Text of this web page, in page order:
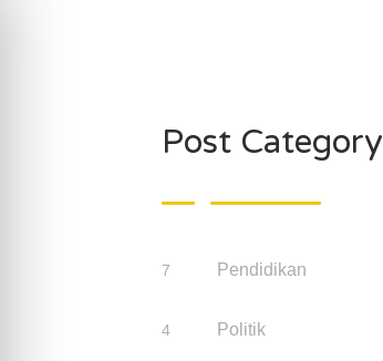
Post Category
7 Pendidikan
4 Politik